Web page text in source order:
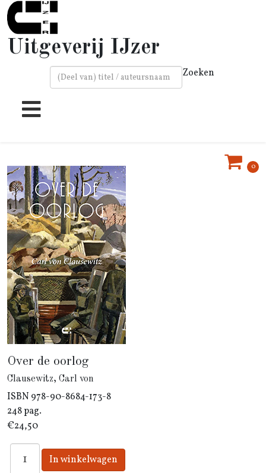
Uitgeverij IJzer
Zoeken
0
Over de oorlog
Clausewitz, Carl von
ISBN 978-90-8684-173-8
248 pag.
€24,50